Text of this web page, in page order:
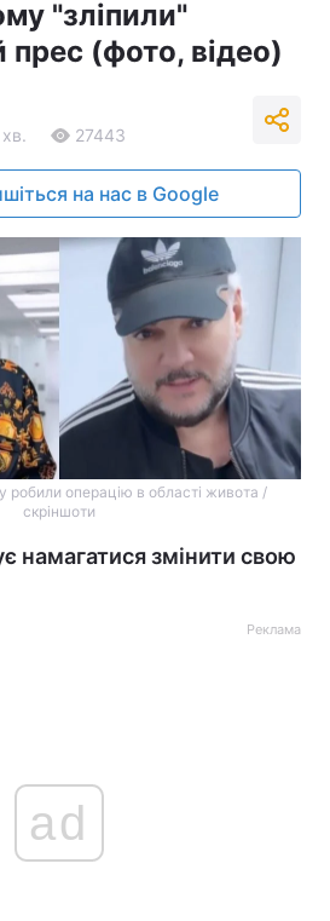
"зліпили"
прес (фото, відео)
27443
на нас в Google
робили операцію в області живота /
скріншоти
намагатися змінити свою
Реклама
ad